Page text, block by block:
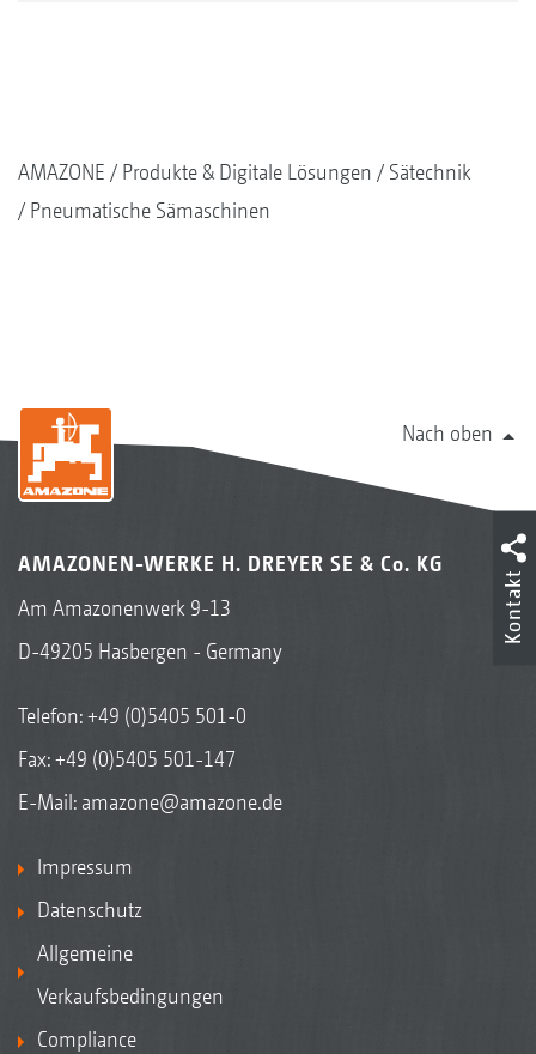
AMAZONE Produkte & Digitale Lösungen
Sätechnik
Pneumatische Sämaschinen
Nach oben
AMAZONEN-WERKE H. DREYER SE & Co. KG
Am Amazonenwerk 9-13
D-49205 Hasbergen - Germany
Telefon:+49 (0)5405 501-0
Fax: +49 (0)5405 501-147
E-Mail: amazone@amazone.de
Impressum
Datenschutz
Allgemeine
Verkaufsbedingungen
Compliance
Kontakt